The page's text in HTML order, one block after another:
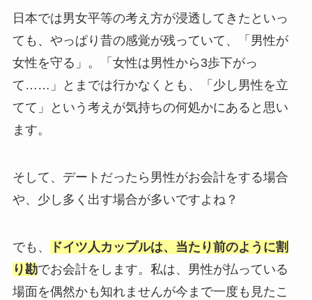
日本では男女平等の考え方が浸透してきたといっ
ても、やっぱり昔の感覚が残っていて、「男性が
女性を守る」。「女性は男性から3歩下がっ
て……」とまでは行かなくとも、「少し男性を立
てて」という考えが気持ちの何処かにあると思い
ます。
そして、デートだったら男性がお会計をする場合
や、少し多く出す場合が多いですよね？
でも、
ドイツ人カップルは、当たり前のように割
り勘でお会計をします。私は、男性が払っている
場面を偶然かも知れませんが今まで一度も見たこ